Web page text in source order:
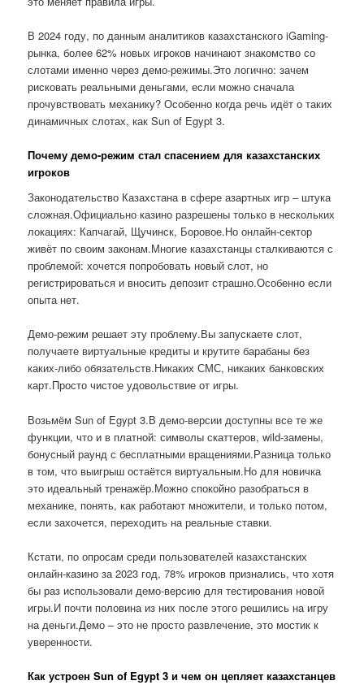
В 2024 году, по данным аналитиков казахстанского iGaming-
рынка, более 62% новых игроков начинают знакомство со
слотами именно через демо-режимы.Это логично: зачем
рисковать реальными деньгами, если можно сначала
прочувствовать механику? Особенно когда речь идёт о таких
динамичных слотах, как Sun of Egypt 3.
Почему демо-режим стал спасением для казахстанских
игроков
Законодательство Казахстана в сфере азартных игр – штука
сложная.Официально казино разрешены только в нескольких
локациях: Капчагай, Щучинск, Боровое.Но онлайн-сектор
живёт по своим законам.Многие казахстанцы сталкиваются с
проблемой: хочется попробовать новый слот, но
регистрироваться и вносить депозит страшно.Особенно если
опыта нет.
Демо-режим решает эту проблему.Вы запускаете слот,
получаете виртуальные кредиты и крутите барабаны без
каких-либо обязательств.Никаких СМС, никаких банковских
карт.Просто чистое удовольствие от игры.
Возьмём Sun of Egypt 3.В демо-версии доступны все те же
функции, что и в платной: символы скаттеров, wild-замены,
бонусный раунд с бесплатными вращениями.Разница только
в том, что выигрыш остаётся виртуальным.Но для новичка
это идеальный тренажёр.Можно спокойно разобраться в
механике, понять, как работают множители, и только потом,
если захочется, переходить на реальные ставки.
Кстати, по опросам среди пользователей казахстанских
онлайн-казино за 2023 год, 78% игроков признались, что хотя
бы раз использовали демо-версию для тестирования новой
игры.И почти половина из них после этого решились на игру
на деньги.Демо – это не просто развлечение, это мостик к
уверенности.
Как устроен Sun of Egypt 3 и чем он цепляет казахстанцев